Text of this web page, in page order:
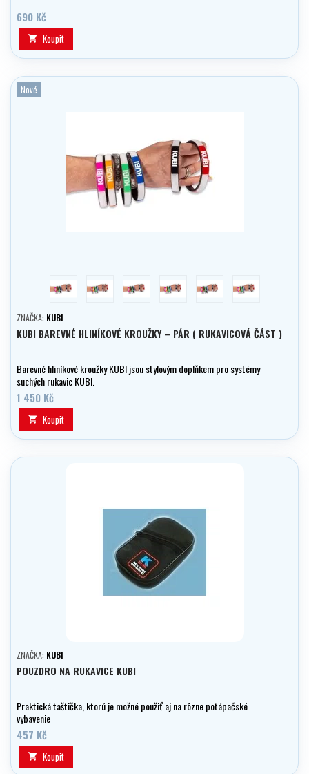
690 Kč
 Koupit
Nové
červená modrá zelena růžová Oranžová černá
ZNAČKA: KUBI
KUBI BAREVNÉ HLINÍKOVÉ KROUŽKY – PÁR ( RUKAVICOVÁ ČÁST )
Barevné hliníkové kroužky KUBI jsou stylovým doplňkem pro systémy
suchých rukavic KUBI.
1 450 Kč
 Koupit
ZNAČKA: KUBI
POUZDRO NA RUKAVICE KUBI
Praktická taštička, ktorú je možné použiť aj na rôzne potápačské
vybavenie
457 Kč
 Koupit